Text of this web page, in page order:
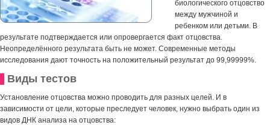
биологического отцовство
между мужчиной и
ребенком или детьми. В
результате подтверждается или опровергается факт отцовства.
Неопределённого результата быть не может. Современные методы
исследования дают точность на положительный результат до 99,99999%.
Виды тестов
Установление отцовства можно проводить для разных целей. И в
зависимости от цели, которые преследует человек, нужно выбрать один из
видов ДНК анализа на отцовства: